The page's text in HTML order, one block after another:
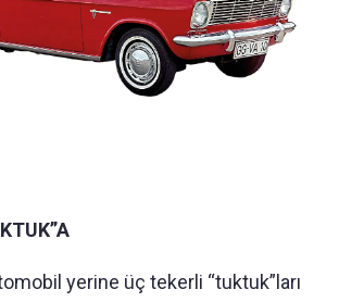
yerine üç tekerli “tuktuk”ları